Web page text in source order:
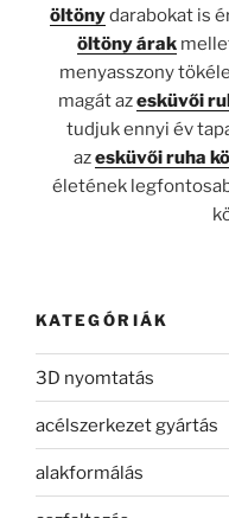
öltönydarabokat is
öltöny árak
menyasszony
magát azesküvői
tudjuk ennyi év
azesküvői ruha
életének
KATEGÓRIÁK
3D nyomtatás
acélszerkezet gyártás
alakformálás